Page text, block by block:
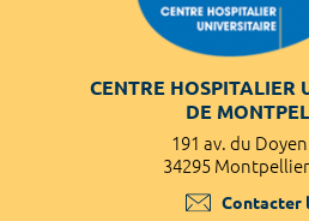
CENTRE HOSPITALIER
DE
191 av. du
34295
Contacter